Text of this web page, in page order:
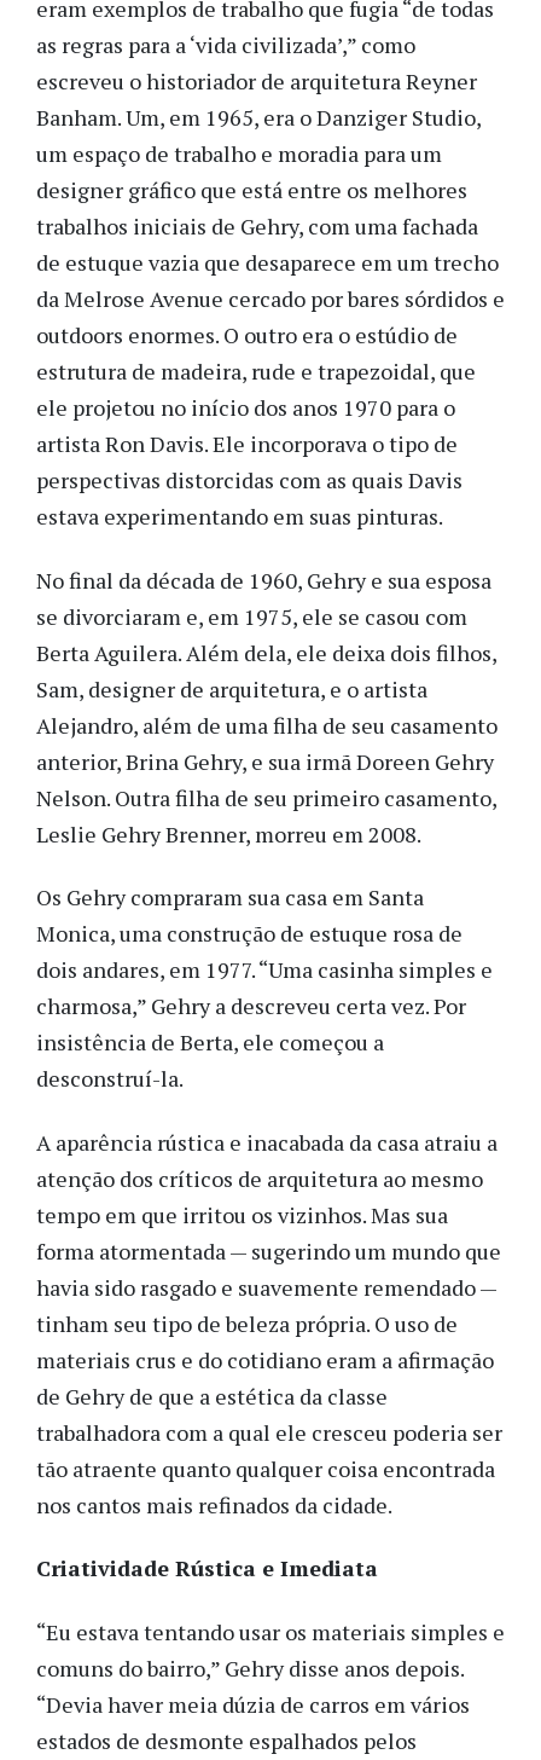
eram exemplos de trabalho que fugia “de todas
as regras para a ‘vida civilizada’,” como
escreveu o historiador de arquitetura Reyner
Banham. Um, em 1965, era o Danziger Studio,
um espaço de trabalho e moradia para um
designer gráfico que está entre os melhores
trabalhos iniciais de Gehry, com uma fachada
de estuque vazia que desaparece em um trecho
da Melrose Avenue cercado por bares sórdidos e
outdoors enormes. O outro era o estúdio de
estrutura de madeira, rude e trapezoidal, que
ele projetou no início dos anos 1970 para o
artista Ron Davis. Ele incorporava o tipo de
perspectivas distorcidas com as quais Davis
estava experimentando em suas pinturas.
No final da década de 1960, Gehry e sua esposa
se divorciaram e, em 1975, ele se casou com
Berta Aguilera. Além dela, ele deixa dois filhos,
Sam, designer de arquitetura, e o artista
Alejandro, além de uma filha de seu casamento
anterior, Brina Gehry, e sua irmã Doreen Gehry
Nelson. Outra filha de seu primeiro casamento,
Leslie Gehry Brenner, morreu em 2008.
Os Gehry compraram sua casa em Santa
Monica, uma construção de estuque rosa de
dois andares, em 1977. “Uma casinha simples e
charmosa,” Gehry a descreveu certa vez. Por
insistência de Berta, ele começou a
desconstruí-la.
A aparência rústica e inacabada da casa atraiu a
atenção dos críticos de arquitetura ao mesmo
tempo em que irritou os vizinhos. Mas sua
forma atormentada — sugerindo um mundo que
havia sido rasgado e suavemente remendado —
tinham seu tipo de beleza própria. O uso de
materiais crus e do cotidiano eram a afirmação
de Gehry de que a estética da classe
trabalhadora com a qual ele cresceu poderia ser
tão atraente quanto qualquer coisa encontrada
nos cantos mais refinados da cidade.
Criatividade Rústica e Imediata
“Eu estava tentando usar os materiais simples e
comuns do bairro,” Gehry disse anos depois.
“Devia haver meia dúzia de carros em vários
estados de desmonte espalhados pelos